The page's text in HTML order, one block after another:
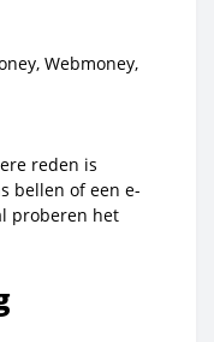
Webmoney,
reden is
bellen of een e-
proberen het